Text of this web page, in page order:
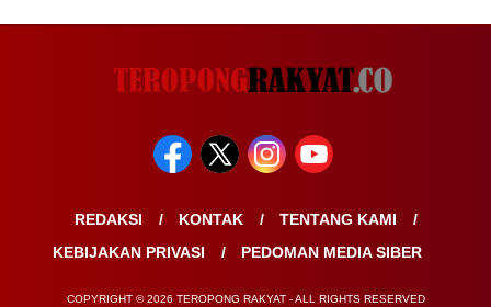
REDAKSI KONTAK
TENTANG KAMI
KEBIJAKAN PRIVASI
PEDOMAN MEDIA SIBER
COPYRIGHT © 2026 TEROPONG RAKYAT - ALL RIGHTS RESERVED